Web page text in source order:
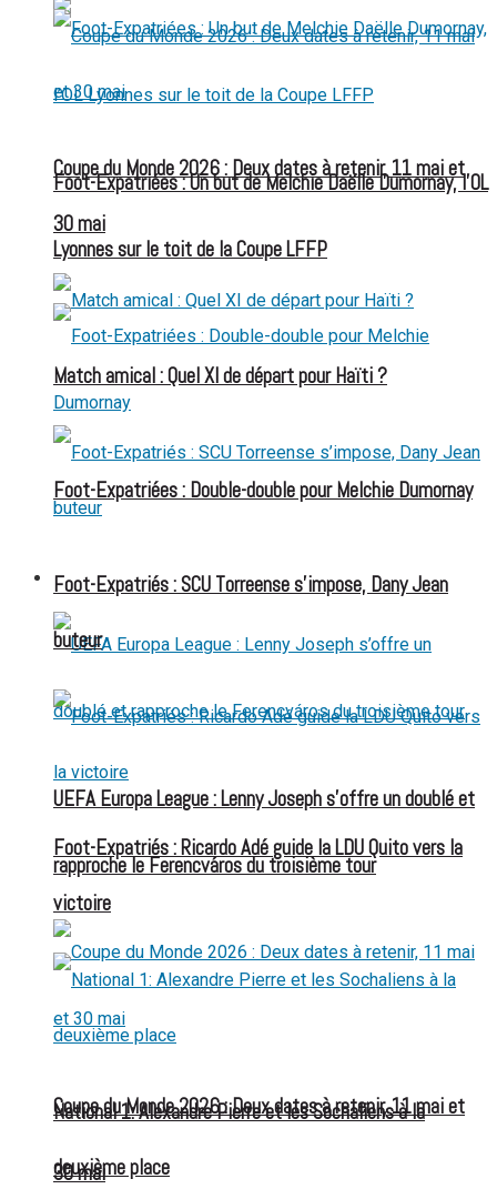
Foot-Expatriées : Un but de Melchie Daëlle Dumornay, l’OL
Lyonnes sur le toit de la Coupe LFFP
Foot-Expatriées : Double-double pour Melchie Dumornay
FOOT EXPATRIÉS
UEFA Europa League : Lenny Joseph s’offre un doublé et
rapproche le Ferencváros du troisième tour
Coupe du Monde 2026 : Deux dates à retenir, 11 mai et
30 mai
Coupe du Monde 2026 : Deux dates à retenir, 11 mai et
30 mai
Match amical : Quel XI de départ pour Haïti ?
Foot-Expatriés : SCU Torreense s’impose, Dany Jean
buteur
Foot-Expatriés : Ricardo Adé guide la LDU Quito vers la
victoire
National 1: Alexandre Pierre et les Sochaliens à la
deuxième place